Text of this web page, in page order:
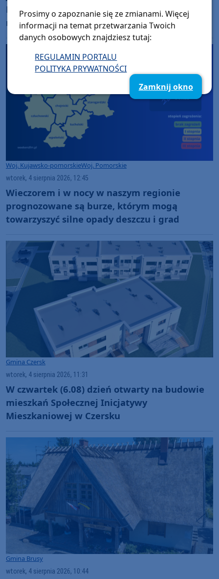
Dziś walczy o powrót do sprawności. W
niedzielę (09.08) w Silnie Piknik Charytatywny
dla Szymona Golińskiego z Chojnic
Woj. Kujawsko-pomorskieWoj. Pomorskie
wtorek, 4 sierpnia 2026, 12:45
Wieczorem i w nocy w naszym regionie
prognozowane są burze, którym mogą
towarzyszyć silne opady deszczu i grad
Gmina Czersk
wtorek, 4 sierpnia 2026, 11:31
W czwartek (6.08) dzień otwarty na budowie
mieszkań Społecznej Inicjatywy
Mieszkaniowej w Czersku
Gmina Brusy
wtorek, 4 sierpnia 2026, 10:44
Prosimy o zapoznanie się ze zmianami. Więcej
informacji na temat przetwarzania Twoich
danych osobowych znajdziesz tutaj:
REGULAMIN PORTALU
POLITYKA PRYWATNOŚCI
Zamknij okno